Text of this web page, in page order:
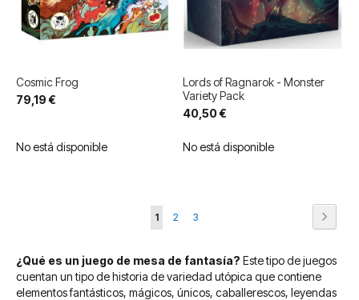
Cosmic Frog
79,19 €
No está disponible
Lords of Ragnarok - Monster
Variety Pack
40,50 €
No está disponible
Página
Actualmente
leyendo
página
1 Página
2 Página
3
¿Qué es un juego de mesa de fantasía? Este tipo de juegos
cuentan un tipo de historia de variedad utópica que contiene
elementos fantásticos, mágicos, únicos, caballerescos, leyendas